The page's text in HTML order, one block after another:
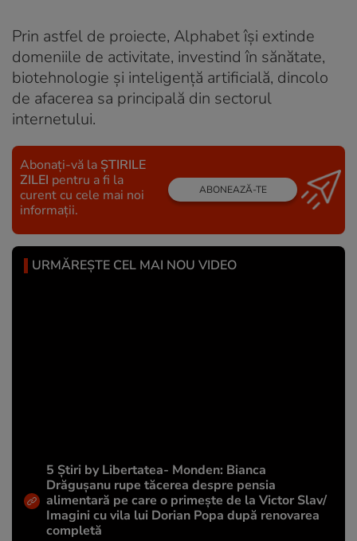
Prin astfel de proiecte, Alphabet își extinde
domeniile de activitate, investind în sănătate,
biotehnologie și inteligență artificială, dincolo
de afacerea sa principală din sectorul
internetului.
Abonați-vă la ȘTIRILE
ZILEI pentru a fi la
curent cu cele mai noi
informații.
ABONEAZĂ-TE
URMĂREȘTE CEL MAI NOU VIDEO
5 Știri by Libertatea- Monden: Bianca
Drăgușanu rupe tăcerea despre pensia
alimentară pe care o primește de la Victor Slav/
Imagini cu vila lui Dorian Popa după renovarea
completă